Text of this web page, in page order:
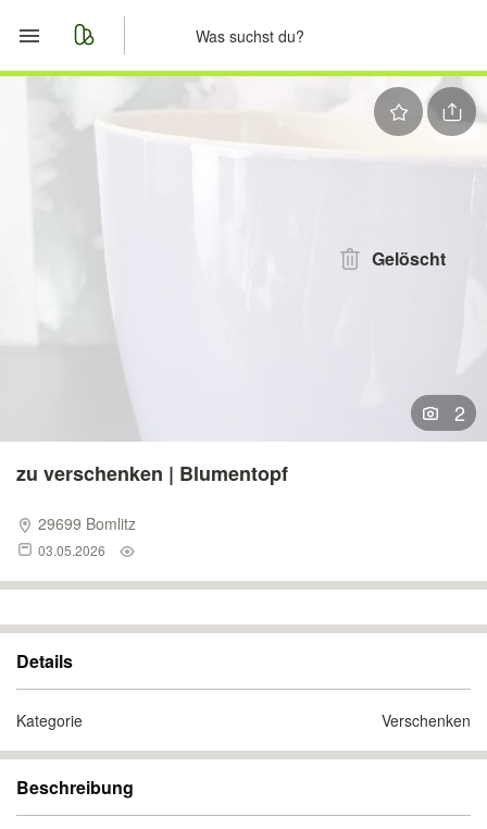
Anzeige aufgeben
Gelöscht
2
zu verschenken | Blumentopf
29699 Bomlitz
03.05.2026
Details
Kategorie Verschenken
Beschreibung